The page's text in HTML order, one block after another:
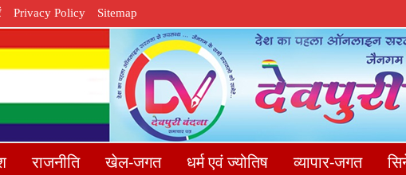
Privacy Policy Sitemap
राजनीति खेल-जगत धर्म एवं ज्योतिष व्यापार-जगत